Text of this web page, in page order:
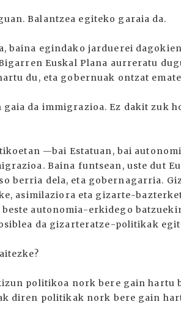
Balantzea egiteko garaia da.
baina egindako jarduerei
Euskal Plana aurreratu
du, eta gobernuak ontzat
da immigrazioa. Ez dakit zuk
—bai Estatuan, bai
Baina funtsean, uste dut
berria dela, eta gobernagarria.
asimilaziora eta gizarte-
autonomia-erkidego
da gizarteratze-politikak
politikoa nork bere gain hartu
diren politikak nork bere gain